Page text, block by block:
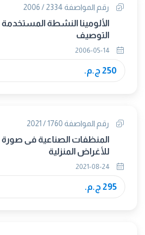
رقم المواصفة 2334 / 2006
الألومينا النشطة
التوصيف
250 ج.م.
رقم المواصفة 1760 / 2021
المنظفات الصناعية فى
للأغراض المنزلية
295 ج.م.